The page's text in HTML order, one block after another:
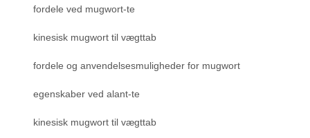
fordele ved mugwort-te
kinesisk mugwort til vægttab
fordele og anvendelsesmuligheder for mugwort
egenskaber ved alant-te
kinesisk mugwort til vægttab